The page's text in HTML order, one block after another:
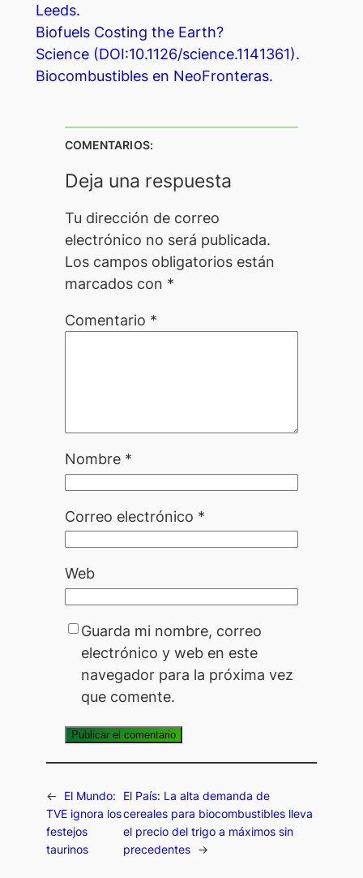
Leeds.
Biofuels Costing the Earth?
Science (DOI:10.1126/science.1141361).
Biocombustibles en NeoFronteras.
COMENTARIOS:
Deja una respuesta
Tu dirección de correo
electrónico no será publicada.
Los campos obligatorios están
marcados con *
Comentario *
Nombre *
Correo electrónico *
Web
Guarda mi nombre, correo
electrónico y web en este
navegador para la próxima vez
que comente.
←
El Mundo:
TVE ignora los
festejos
taurinos
El País: La alta demanda de
cereales para biocombustibles lleva
el precio del trigo a máximos sin
precedentes →